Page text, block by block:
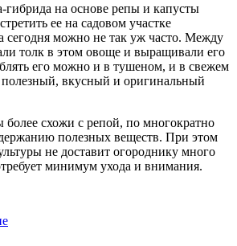
гибрида на основе репы и капусты
ее на садовом участке
сегодня можно не так уж часто. Между
толк в этом овоще и выращивали его
его можно и в тушеном, и в свежем
полезный, вкусный и оригинальный
схожи с репой, по многократно
полезных веществ. При этом
не доставит огороднику много
минимум ухода и внимания.